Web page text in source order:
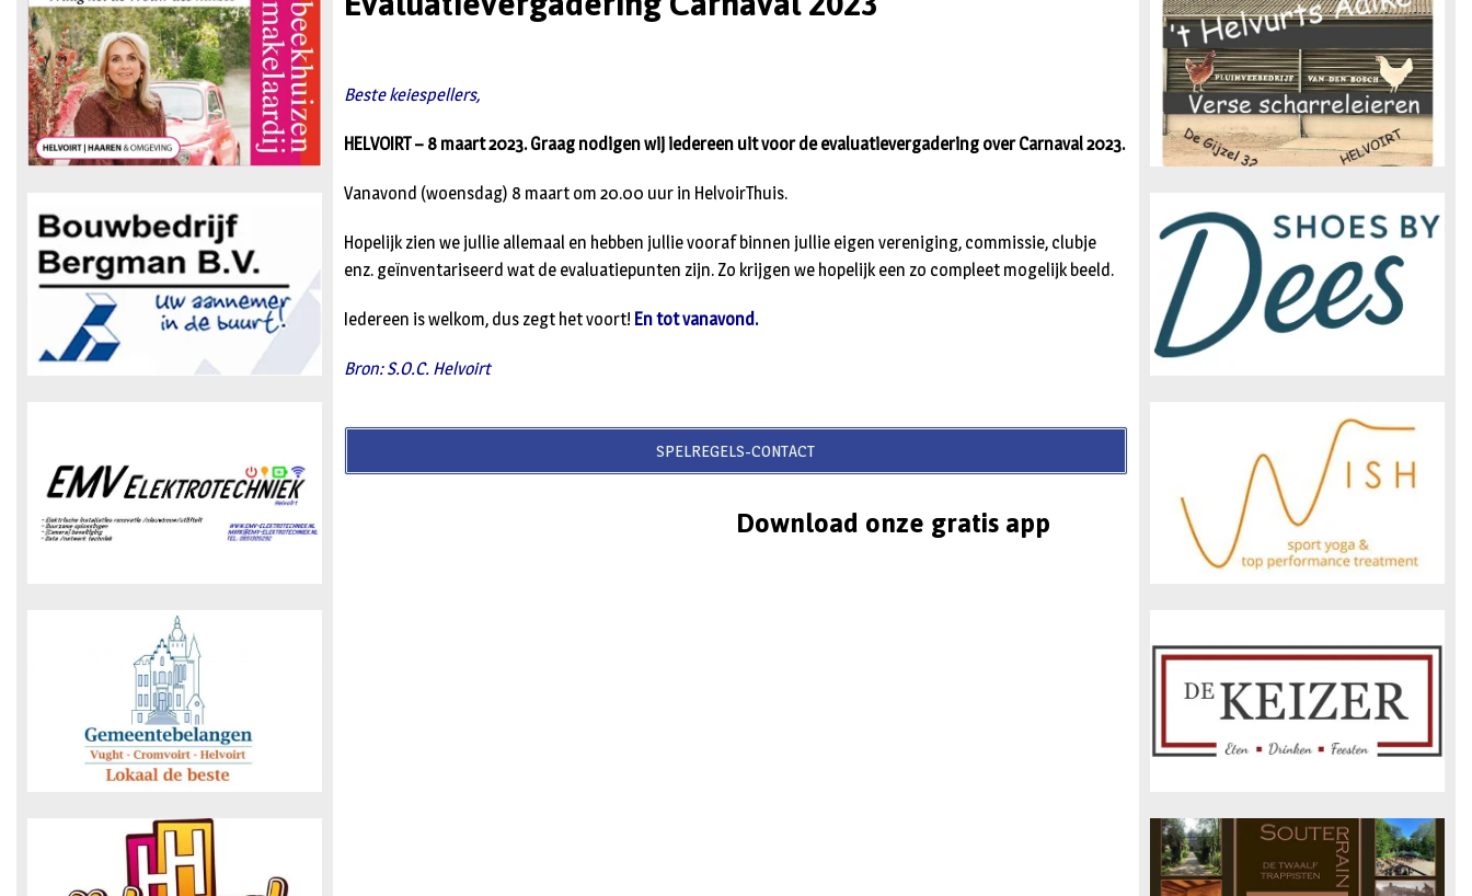
Beste keiespellers,
HELVOIRT – 8 maart 2023. Graag nodigen wij iedereen uit voor de evaluatievergadering over Carnaval 2023.
Vanavond (woensdag) 8 maart om 20.00 uur in HelvoirThuis.
Hopelijk zien we jullie allemaal en hebben jullie vooraf binnen jullie eigen vereniging, commissie, clubje
enz. geïnventariseerd wat de evaluatiepunten zijn. Zo krijgen we hopelijk een zo compleet mogelijk beeld.
Iedereen is welkom, dus zegt het voort! En tot vanavond.
Bron: S.O.C. Helvoirt
SPELREGELS-CONTACT
Download onze gratis app
n